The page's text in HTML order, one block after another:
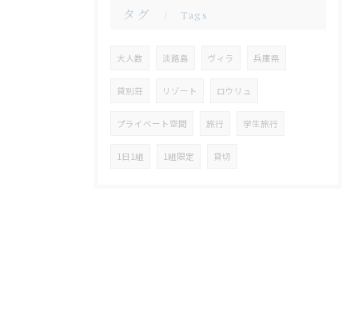
タグ Tags
大人数 淡路島 ヴィラ 兵庫県
貸別荘 リゾート ロウリュ
プライベート空間 旅行 学生旅行
1日1組 1組限定 貸切